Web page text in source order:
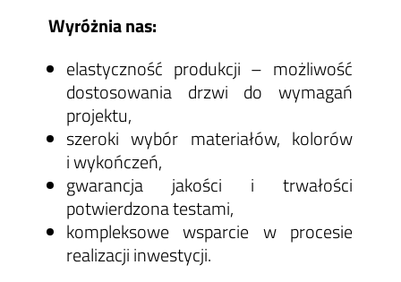
Wyróżnia nas:
elastyczność produkcji – możliwość
dostosowania drzwi do wymagań
projektu,
szeroki wybór materiałów, kolorów
i wykończeń,
gwarancja jakości i trwałości
potwierdzona testami,
kompleksowe wsparcie w procesie
realizacji inwestycji.